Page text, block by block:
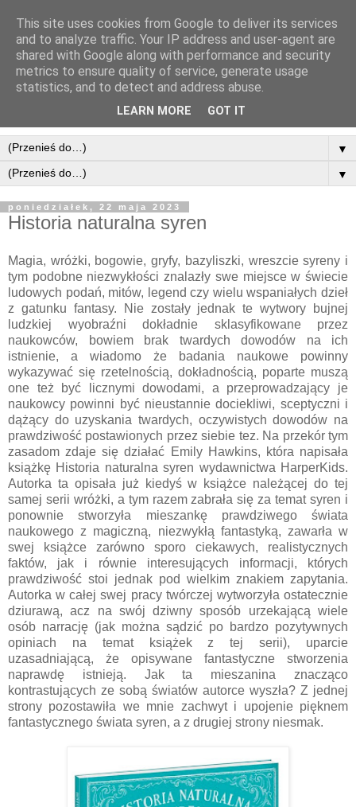
▼
▼
poniedziałek, 22 maja 2023
Historia naturalna syren
Magia, wróżki, bogowie, gryfy, bazyliszki, wreszcie syreny i
tym podobne niezwykłości znalazły swe miejsce w świecie
ludowych podań, mitów, legend czy wielu wspaniałych dzieł
z gatunku fantasy. Nie zostały jednak te wytwory bujnej
ludzkiej wyobraźni dokładnie sklasyfikowane przez
naukowców, bowiem brak twardych dowodów na ich
istnienie, a wiadomo że badania naukowe powinny
wykazywać się rzetelnością, dokładnością, poparte muszą
one też być licznymi dowodami, a przeprowadzający je
naukowcy powinni być nieustannie dociekliwi, sceptyczni i
dążący do uzyskania twardych, oczywistych dowodów na
prawdziwość postawionych przez siebie tez. Na przekór tym
zasadom zdaje się działać Emily Hawkins, która napisała
książkę Historia naturalna syren wydawnictwa HarperKids.
Autorka ta opisała już kiedyś w książce należącej do tej
samej serii wróżki, a tym razem zabrała się za temat syren i
ponownie stworzyła mieszankę prawdziwego świata
naukowego z magiczną, niezwykłą fantastyką, zawarła w
swej książce zarówno sporo ciekawych, realistycznych
faktów, jak i równie interesujących informacji, których
prawdziwość stoi jednak pod wielkim znakiem zapytania.
Autorka w całej swej pracy twórczej wytworzyła ostatecznie
dziurawą, acz na swój dziwny sposób urzekającą wiele
osób narrację (jak można sądzić po bardzo pozytywnych
opiniach na temat książek z tej serii), uparcie
uzasadniającą, że opisywane fantastyczne stworzenia
naprawdę istnieją. Jak ta mieszanina znacząco
kontrastujących ze sobą światów autorce wyszła? Z jednej
strony pozostawiła we mnie zachwyt i upojenie pięknem
fantastycznego świata syren, a z drugiej strony niesmak.
This site uses cookies from Google to deliver its services
and to analyze traffic. Your IP address and user-agent are
shared with Google along with performance and security
metrics to ensure quality of service, generate usage
statistics, and to detect and address abuse.
LEARN MORE GOT IT